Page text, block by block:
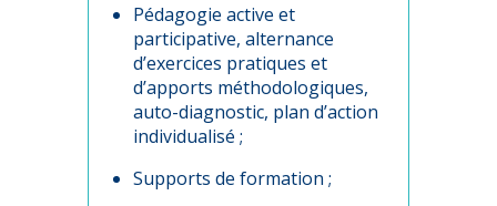
Pédagogie active et
participative, alternance
d’exercices pratiques et
d’apports méthodologiques,
auto-diagnostic, plan d’action
individualisé ;
Supports de formation ;